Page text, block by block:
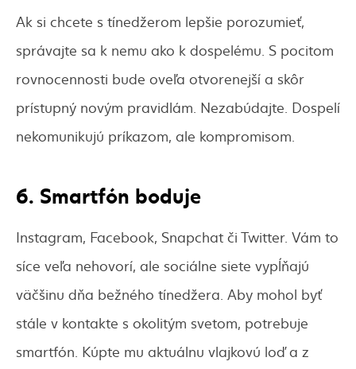
Ak si chcete s tínedžerom lepšie porozumieť,
správajte sa k nemu ako k dospelému. S pocitom
rovnocennosti bude oveľa otvorenejší a skôr
prístupný novým pravidlám. Nezabúdajte. Dospelí
nekomunikujú príkazom, ale kompromisom.
6. Smartfón boduje
Instagram, Facebook, Snapchat či Twitter. Vám to
síce veľa nehovorí, ale sociálne siete vypĺňajú
väčšinu dňa bežného tínedžera. Aby mohol byť
stále v kontakte s okolitým svetom, potrebuje
smartfón. Kúpte mu aktuálnu vlajkovú loď a z